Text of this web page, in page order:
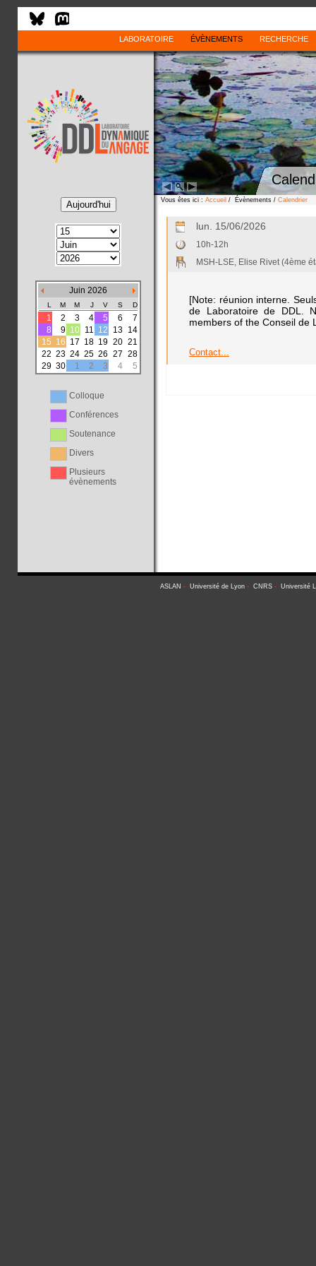
LABORATOIRE ÉVÈNEMENTS RECHERCHE
Juin 2026
L M M J V S D
1 2 3 4 5 6
7
8
9 10 11 12 13 14
15 16 17 18 19 20 21
22 23 24 25 26 27 28
29 30 1 2 3 4 5
Colloque
Conférences
Soutenance
Divers
Plusieurs
évènements
Vous êtes ici : Accueil / Évènements / Calendrier
lun. 15/06/2026
10h-12h
MSH-LSE, Elise Rivet (4ème
[Note: réunion interne.
de Laboratoire de DDL.
members of the Conseil de
Contact...
ASLAN - Université de Lyon- CNRS- Université